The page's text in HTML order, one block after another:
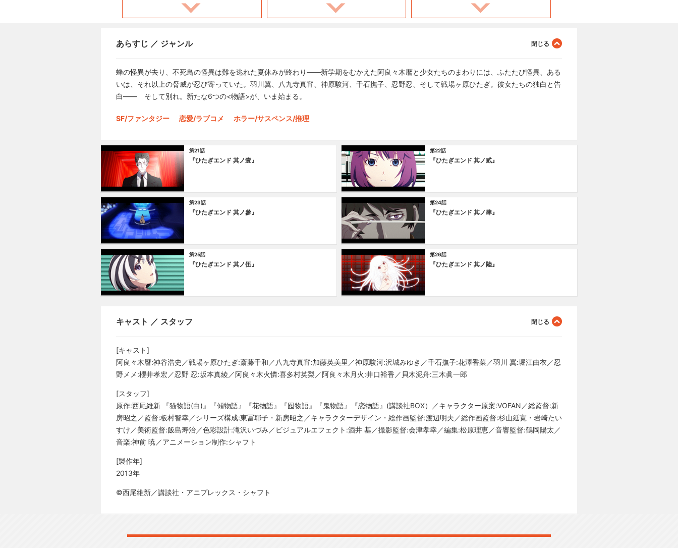
あらすじ ／ ジャンル
蜂の怪異が去り、不死鳥の怪異は難を逃れた夏休みが終わり――新学期をむかえた阿良々木暦と少女たちのまわりには、ふたたび怪異、ある
いは、それ以上の脅威が忍び寄っていた。羽川翼、八九寺真宵、神原駿河、千石撫子、忍野忍、そして戦場ヶ原ひたぎ。彼女たちの独白と告
白―― そして別れ。新たな6つの<物語>が、いま始まる。
SF/ファンタジー 恋愛/ラブコメ ホラー/サスペンス/推理
第21話
『ひたぎエンド 其ノ壹』
第22話
『ひたぎエンド 其ノ貳』
第23話
『ひたぎエンド 其ノ參』
第24話
『ひたぎエンド 其ノ肆』
第25話
『ひたぎエンド 其ノ伍』
第26話
『ひたぎエンド 其ノ陸』
キャスト ／ スタッフ
[キャスト]
阿良々木暦:神谷浩史／戦場ヶ原ひたぎ:斎藤千和／八九寺真宵:加藤英美里／神原駿河:沢城みゆき／千石撫子:花澤香菜／羽川 翼:堀江由衣／忍
野メメ:櫻井孝宏／忍野 忍:坂本真綾／阿良々木火憐:喜多村英梨／阿良々木月火:井口裕香／貝木泥舟:三木眞一郎
[スタッフ]
原作:西尾維新 『猫物語(白)』『傾物語』『花物語』『囮物語』『鬼物語』『恋物語』(講談社BOX）／キャラクター原案:VOFAN／総監督:新
房昭之／監督:板村智幸／シリーズ構成:東冨耶子・新房昭之／キャラクターデザイン・総作画監督:渡辺明夫／総作画監督:杉山延寛・岩崎たい
すけ／美術監督:飯島寿治／色彩設計:滝沢いづみ／ビジュアルエフェクト:酒井 基／撮影監督:会津孝幸／編集:松原理恵／音響監督:鶴岡陽太／
音楽:神前 暁／アニメーション制作:シャフト
[製作年]
2013年
©西尾維新／講談社・アニプレックス・シャフト